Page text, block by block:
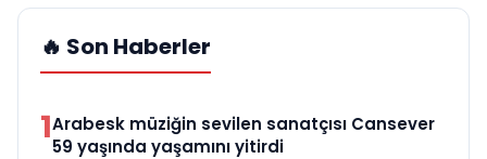
🔥 Son Haberler
1Arabesk müziğin sevilen sanatçısı Cansever
59 yaşında yaşamını yitirdi